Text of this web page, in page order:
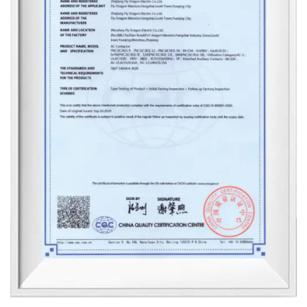
Energieeffizienz optimiert und sorgen für
Energieverschwendung beim Anschließen von Geräten.
Dies ist entscheidend für die Reduzierung des
Gesamtenergieverbrauchs und der Gesamtkosten.
Geringerer Energieverlust: Die effiziente
Stromübertragung zwischen Steckdose und Gerät
reduziert die Energieverschwendung.
Umweltfreundliche Materialien: Viele Hersteller von
Steckdosensteckern verwenden nachhaltige Materialien
und tragen so zu umweltfreundlichen
Produktionspraktiken bei.
Breite Verfügbarkeit Der Steckdosenstecker ist weit
verbreitet und in verschiedenen Größen, Formen und
Konfigurationen erhältlich, um den Kundenanforderungen
in verschiedenen Märkten gerecht zu werden. Diese
breite Verfügbarkeit macht es zu einer attraktiven Wahl für